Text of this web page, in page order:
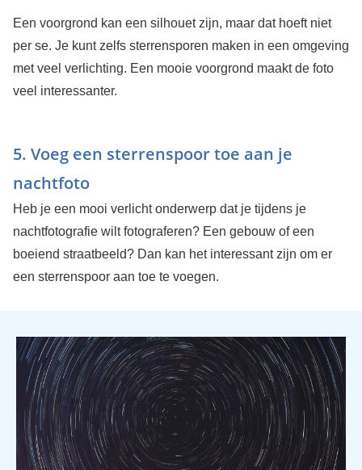
Een voorgrond kan een silhouet zijn, maar dat hoeft niet
per se. Je kunt zelfs sterrensporen maken in een omgeving
met veel verlichting. Een mooie voorgrond maakt de foto
veel interessanter.
5. Voeg een sterrenspoor toe aan je
nachtfoto
Heb je een mooi verlicht onderwerp dat je tijdens je
nachtfotografie wilt fotograferen? Een gebouw of een
boeiend straatbeeld? Dan kan het interessant zijn om er
een sterrenspoor aan toe te voegen.